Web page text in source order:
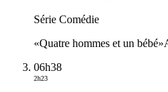
Série Comédie
«Quatre hommes et un
06h38
2h23